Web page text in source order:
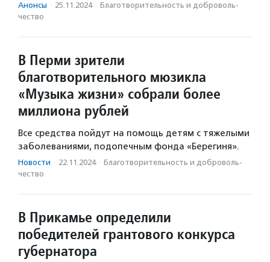
Анонсы · 25.11.2024 · Благотвори­тель­ность и доброволь­
чест­во
В Перми зрители
благотворительного мюзикла
«Музыка жизни» собрали более
миллиона рублей
Все средства пойдут на помощь детям с тяжелыми
заболеваниями, подопечным фонда «Берегиня».
Новости · 22.11.2024 · Благотвори­тель­ность и доброволь­
чест­во
В Прикамье определили
победителей грантового конкурса
губернатора